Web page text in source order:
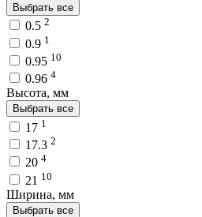
Выбрать все
0.5 2
0.9 1
0.95 10
0.96 4
Высота, мм
Выбрать все
17 1
17.3 2
20 4
21 10
Ширина, мм
Выбрать все